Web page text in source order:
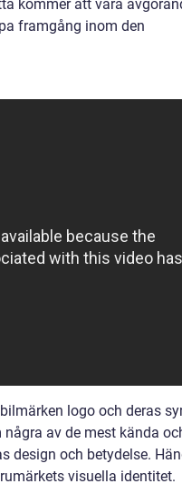
kommer att vara
framgång inom den
logo och deras
av de mest kända
design och betydelse.
visuella identitet.